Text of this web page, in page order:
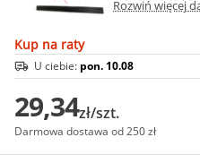
Rozwiń więcej
Kup na raty
U ciebie: pon. 10.08
29,34zł/szt.
Darmowa dostawa od 250 zł